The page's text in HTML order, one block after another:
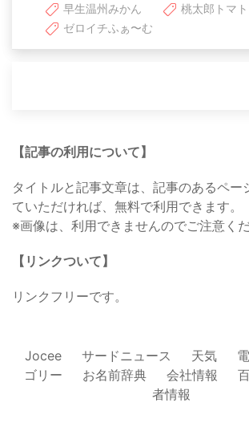
早生温州みかん
桃太郎トマト
ゼロイチふぁ〜む
【記事の利用について】
タイトルと記事文章は、記事のあるペー
ていただければ、無料で利用できます。
※画像は、利用できませんのでご注意くだ
【リンクついて】
リンクフリーです。
Jocee サードニュース 天気
ゴリー
お名前辞典 会社情報
者情報